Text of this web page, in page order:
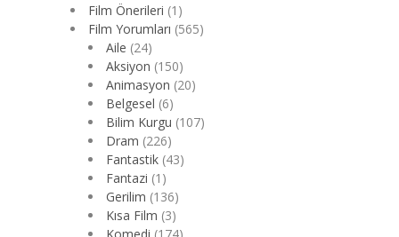
Film Önerileri (1)
Film Yorumları (565)
Aile (24)
Aksiyon (150)
Animasyon (20)
Belgesel (6)
Bilim Kurgu (107)
Dram (226)
Fantastik (43)
Fantazi (1)
Gerilim (136)
Kısa Film (3)